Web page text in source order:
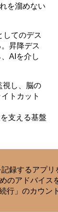
を溜めない
してのデス
昇降デス
AIを介し
視し、脳の
トカット
支える基盤
録するアプ
アドバイス
」のカウン